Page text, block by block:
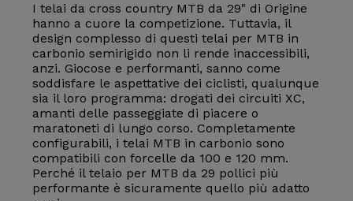
I telai da cross country MTB da 29" di Origine
hanno a cuore la competizione. Tuttavia, il
design complesso di questi telai per MTB in
carbonio semirigido non li rende inaccessibili,
anzi. Giocose e performanti, sanno come
soddisfare le aspettative dei ciclisti, qualunque
sia il loro programma: drogati dei circuiti XC,
amanti delle passeggiate di piacere o
maratoneti di lungo corso. Completamente
configurabili, i telai MTB in carbonio sono
compatibili con forcelle da 100 e 120 mm.
Perché il telaio per MTB da 29 pollici più
performante è sicuramente quello più adatto